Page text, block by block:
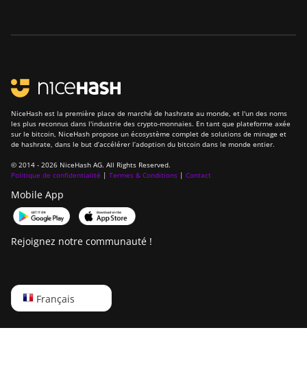
NiceHash est la première place de marché de hashrate au monde, et l'un des noms
les plus reconnus dans l'industrie des crypto-monnaies. En tant que plateforme axée
sur le bitcoin, NiceHash propose un écosystème complet de solutions de minage et
de hashrate, dans le but d’accélérer l’adoption du bitcoin dans le monde entier.
© 2014 - 2026 NiceHash AG. All Rights Reserved.
Politique de confidentialité | Termes & Conditions | Contact
Mobile App
Rejoignez notre communauté !
Français
English